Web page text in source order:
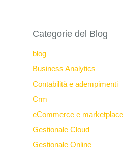
Categorie del Blog
blog
Business Analytics
Contabilità e adempimenti
Crm
eCommerce e marketplace
Gestionale Cloud
Gestionale Online